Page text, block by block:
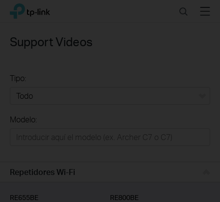
Click
navigation
TP-Link, Reliably Smart SearchMenu
Support Videos
Tipo:
Empresas
Modelo:
Repetidores Wi-Fi
RE655BE
RE800BE